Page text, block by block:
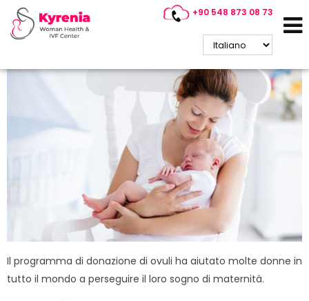
+90 548 873 08 73
Donazione di Ovuli
Il programma di donazione di ovuli ha aiutato molte donne in
tutto il mondo a perseguire il loro sogno di maternità.